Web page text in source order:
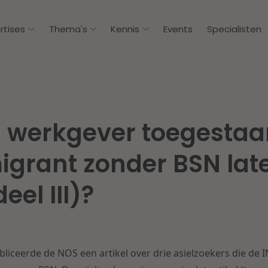
IE & Innovatie
Herstructurering & Insolventie
Energie
Thema's
een
meer
Dichtbij de kansen en
uitdagingen in de
woningbouw
Kennis Events Specialisten
Nieuws
werkgever
zonder BSN
III)?
de NOS een artikel over drie asielzoekers die de